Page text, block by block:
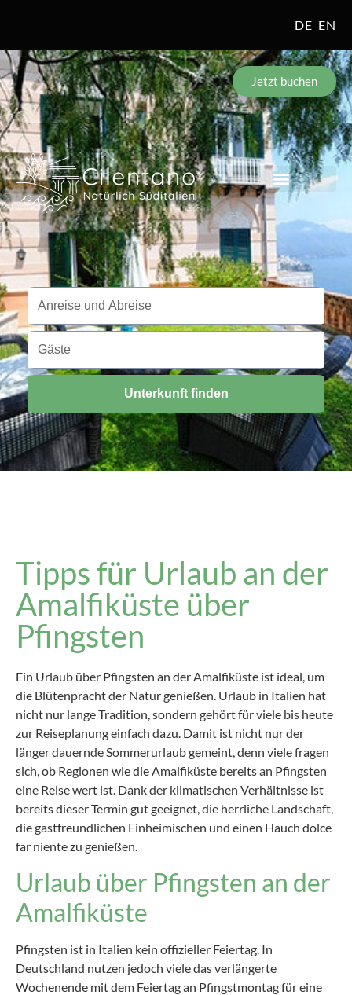
DE EN
Jetzt buchen
Reisezeitraum
Anreise und Abreise
Gäste
Gäste
Unterkunft finden
Tipps für Urlaub an der
Amalfiküste über
Pfingsten
Ein Urlaub über Pfingsten an der Amalfiküste ist ideal, um
die Blütenpracht der Natur genießen. Urlaub in Italien hat
nicht nur lange Tradition, sondern gehört für viele bis heute
zur Reiseplanung einfach dazu. Damit ist nicht nur der
länger dauernde Sommerurlaub gemeint, denn viele fragen
sich, ob Regionen wie die Amalfiküste bereits an Pfingsten
eine Reise wert ist. Dank der klimatischen Verhältnisse ist
bereits dieser Termin gut geeignet, die herrliche Landschaft,
die gastfreundlichen Einheimischen und einen Hauch dolce
far niente zu genießen.
Urlaub über Pfingsten an der
Amalfiküste
Pfingsten ist in Italien kein offizieller Feiertag. In
Deutschland nutzen jedoch viele das verlängerte
Wochenende mit dem Feiertag an Pfingstmontag für eine